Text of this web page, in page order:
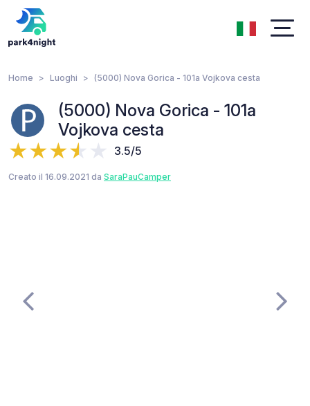
Home Luoghi (5000) Nova Gorica - 101a Vojkova cesta
(5000) Nova Gorica - 101a
Vojkova cesta
3.5/5
Creato il 16.09.2021 da SaraPauCamper